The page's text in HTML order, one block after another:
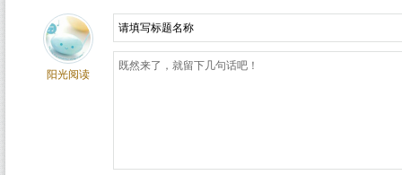
阳光阅读